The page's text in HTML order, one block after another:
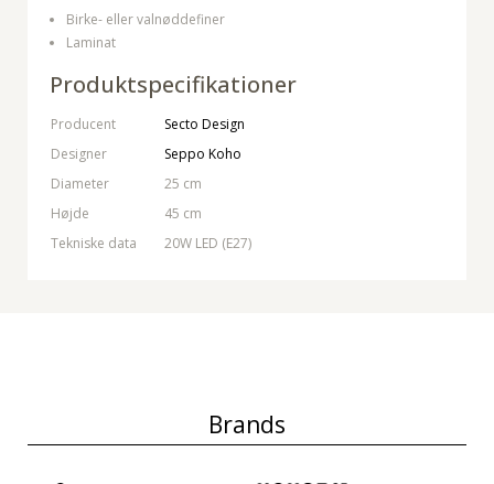
Birke- eller valnøddefiner
Laminat
Produktspecifikationer
Producent
Secto Design
Designer
Seppo Koho
Diameter
25 cm
Højde
45 cm
Tekniske data
20W LED (E27)
Brands